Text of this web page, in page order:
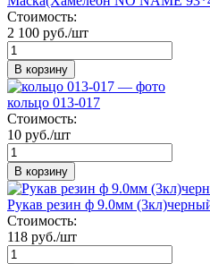
Стоимость:
2 100 руб./шт
В корзину
кольцо 013-017
Стоимость:
10 руб./шт
В корзину
Рукав резин ф 9.0мм
Стоимость:
118 руб./шт